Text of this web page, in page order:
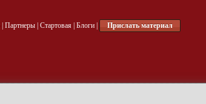
Партнеры| Стартовая| Блоги| Прислать материал